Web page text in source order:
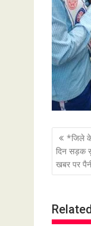
P
o
s
n
a
*जिले के
दिन सड़क
खबर पर